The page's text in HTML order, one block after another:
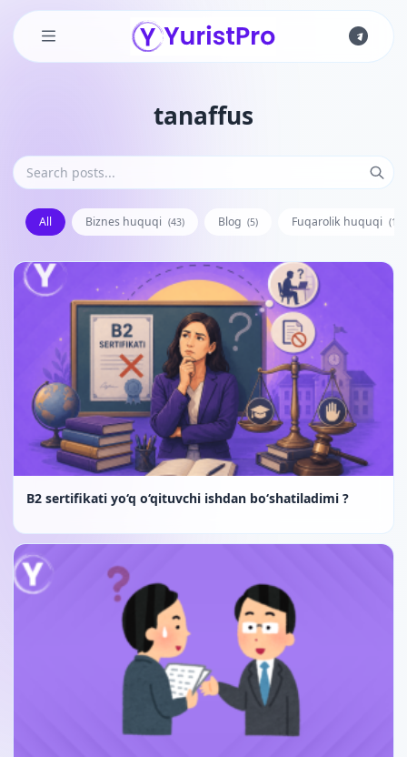
tanaffus
All Biznes huquqi (43) Blog (5) Fuqarolik huquqi
B2 sertifikati yo‘q o‘qituvchi ishdan bo‘shatiladimi ?